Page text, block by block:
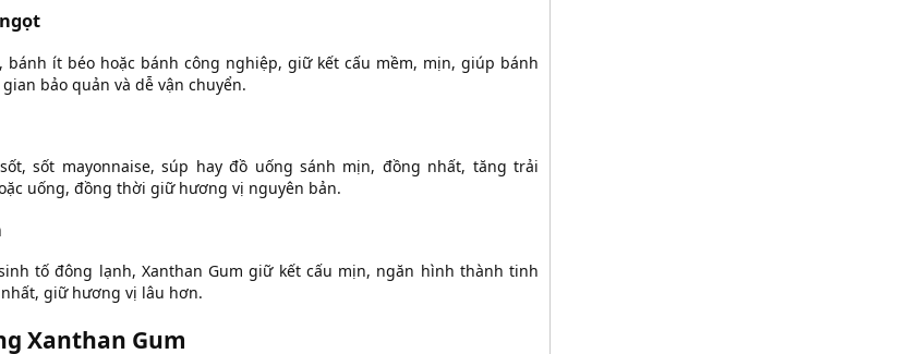
bánh ít béo hoặc bánh công nghiệp, giữ kết cấu mềm, mịn, giúp bánh
bảo quản và dễ vận chuyển.
sốt mayonnaise, súp hay đồ uống sánh mịn, đồng nhất, tăng trải
uống, đồng thời giữ hương vị nguyên bản.
tố đông lạnh, Xanthan Gum giữ kết cấu mịn, ngăn hình thành tinh
giữ hương vị lâu hơn.
Xanthan Gum